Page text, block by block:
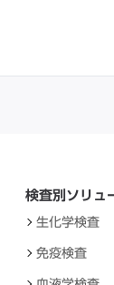
検査別ソリュ
生化学検査
免疫検査